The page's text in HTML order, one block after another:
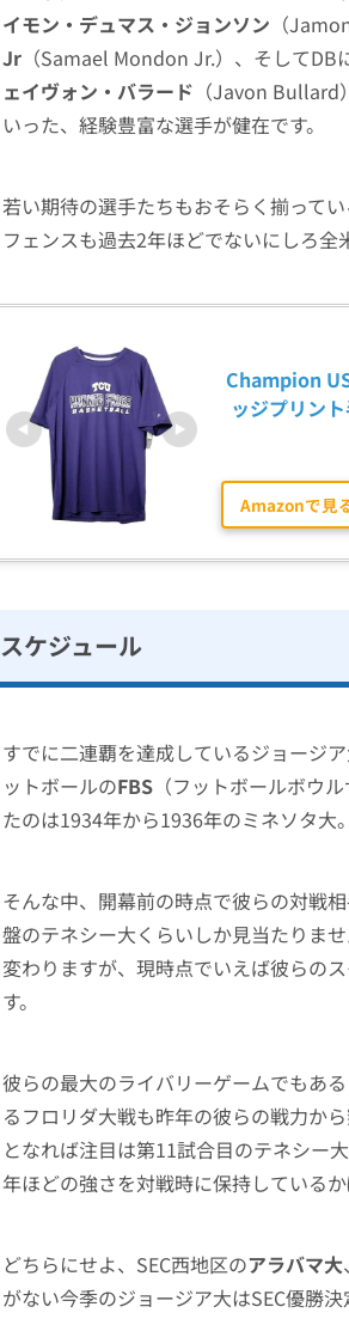
イモン・デュマス・ジョンソン （
Jr （Samael Mondon Jr.）、そしてDB
ェイヴォン・バラード （Javon Bullard
いった、経験豊富な選手が健在です。
若い期待の選手たちもおそらく揃って
フェンスも過去2年ほどでないにしろ全
Champion
ッジプリン
Amazonで見
スケジュール
すでに二連覇を達成しているジョージ
ットボールのFBS （フットボールボウ
たのは1934年から1936年のミネソタ大
そんな中、開幕前の時点で彼らの対戦
盤のテネシー大くらいしか見当たりま
変わりますが、現時点でいえば彼らの
す。
彼らの最大のライバリーゲームでもあ
るフロリダ大戦も昨年の彼らの戦力か
となれば注目は第11試合目のテネシー
年ほどの強さを対戦時に保持しているか
どちらにせよ、SEC西地区のアラバマ大、
がない今季のジョージア大はSEC優勝